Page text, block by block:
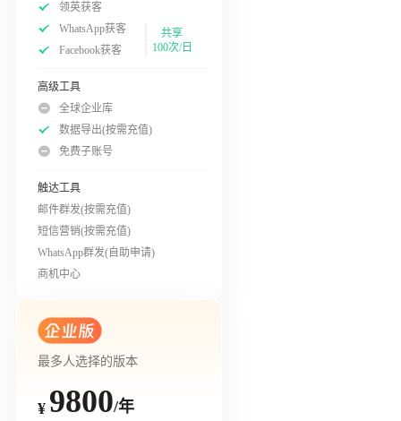
领英获客
WhatsApp获客
Facebook获客
共享
100次/日
高级工具
全球企业库
数据导出(按需充值)
免费子账号
触达工具
邮件群发(按需充值)
短信营销(按需充值)
WhatsApp群发(自助申请)
商机中心
最多人选择的版本
¥ 9800/年